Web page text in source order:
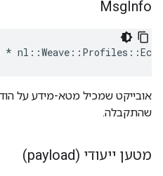
MsgInfo
* nl ::Weave :: Profiles ::
שהתקבלה.
מטען ייעודי (payload)